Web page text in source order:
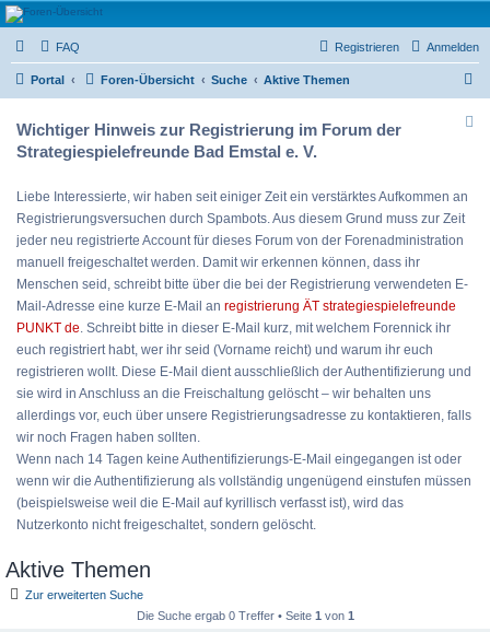
Strategiespielefreunde
Bad Emstal e.V.
Das Forum der Strategiespielefreunde Bad Emstal e.V. - Tabletop und mehr
FAQ Anmelden
Registrieren
Portal Foren-Übersicht Suche Aktive Themen
Wichtiger Hinweis zur Registrierung im Forum der
Strategiespielefreunde Bad Emstal e. V.
Liebe Interessierte, wir haben seit einiger Zeit ein verstärktes Aufkommen an
Registrierungsversuchen durch Spambots. Aus diesem Grund muss zur Zeit
jeder neu registrierte Account für dieses Forum von der Forenadministration
manuell freigeschaltet werden. Damit wir erkennen können, dass ihr
Menschen seid, schreibt bitte über die bei der Registrierung verwendeten E-
Mail-Adresse eine kurze E-Mail an registrierung ÄT strategiespielefreunde
PUNKT de. Schreibt bitte in dieser E-Mail kurz, mit welchem Forennick ihr
euch registriert habt, wer ihr seid (Vorname reicht) und warum ihr euch
registrieren wollt. Diese E-Mail dient ausschließlich der Authentifizierung und
sie wird in Anschluss an die Freischaltung gelöscht – wir behalten uns
allerdings vor, euch über unsere Registrierungsadresse zu kontaktieren, falls
wir noch Fragen haben sollten.
Wenn nach 14 Tagen keine Authentifizierungs-E-Mail eingegangen ist oder
wenn wir die Authentifizierung als vollständig ungenügend einstufen müssen
(beispielsweise weil die E-Mail auf kyrillisch verfasst ist), wird das
Nutzerkonto nicht freigeschaltet, sondern gelöscht.
Aktive Themen
Zur erweiterten Suche
Die Suche ergab 0 Treffer • Seite 1 von 1